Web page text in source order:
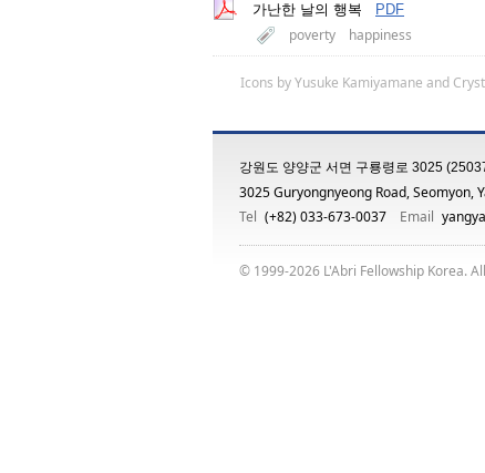
가난한 날의 행복 PDF
poverty happiness
Icons byYusuke Kamiyamane and
강원도 양양군 서면 구룡령로 3025
3025 Guryongnyeong Road, Seomyon,
Tel (+82) 033-673-0037 Email
© 1999-2026 L'Abri Fellowship Korea.